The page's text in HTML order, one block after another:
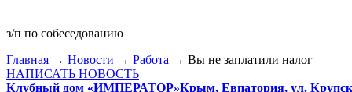
з/п по собеседованию
Главная → Новости → Работа → Вы не заплатили налог
НАПИСАТЬ НОВОСТЬ
Клубный дом «ИМПЕРАТОР»Крым, Евпатория, ул.